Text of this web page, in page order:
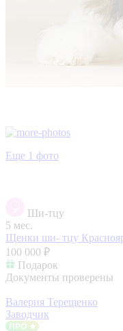
Еще 1 фото
Ши-тцу
5 мес.
Щенки ши- тцу
100 000 ₽
Подарок
Документы проверены
Валерия Терещенко
Заводчик